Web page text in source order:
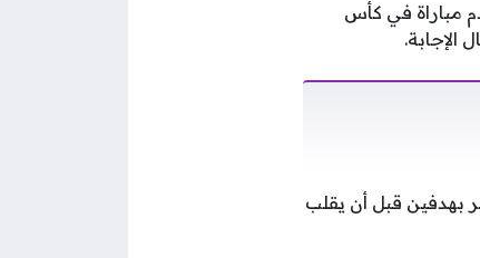
مباراة في كأس
الإجابة.
بهدفين قبل أن يقلب